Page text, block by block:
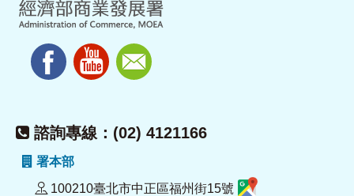
諮詢專線：(02) 4121166
署本部
100210臺北市中正區福州街15號